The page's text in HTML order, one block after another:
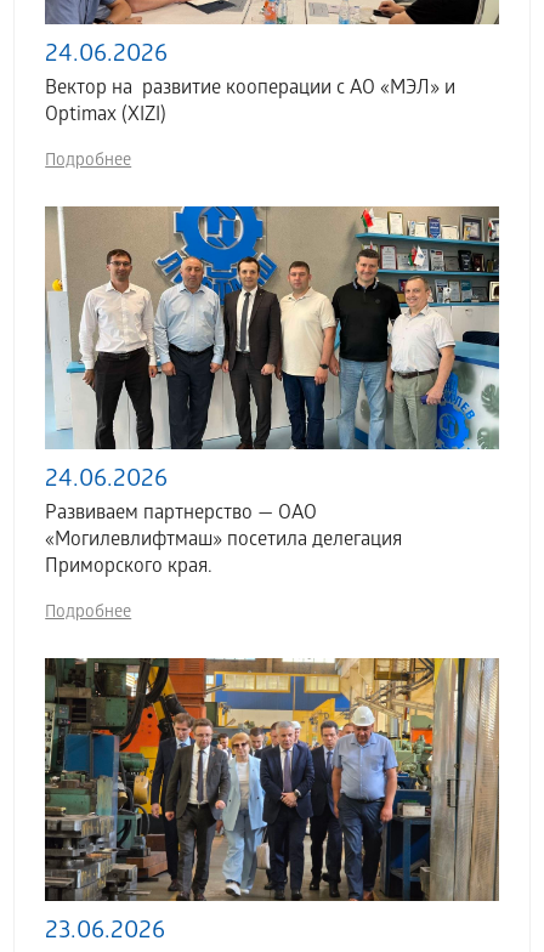
24.06.2026
Вектор на развитие кооперации с АО «МЭЛ» и
Optimax (XIZI)
Подробнее
24.06.2026
Развиваем партнерство — ОАО
«Могилевлифтмаш» посетила делегация
Приморского края.
Подробнее
23.06.2026